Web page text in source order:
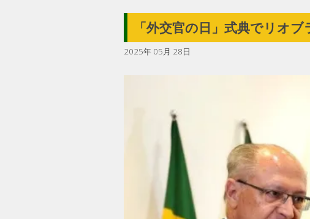
「外交官の日」式典でリオ
2025年 05月 28日